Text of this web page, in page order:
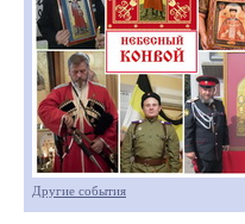
Другие события